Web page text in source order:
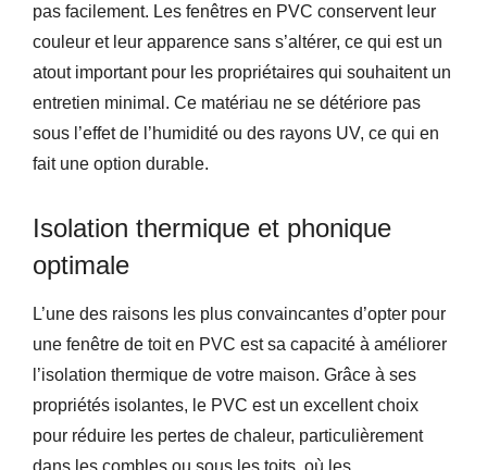
pas facilement. Les fenêtres en PVC conservent leur
couleur et leur apparence sans s’altérer, ce qui est un
atout important pour les propriétaires qui souhaitent un
entretien minimal. Ce matériau ne se détériore pas
sous l’effet de l’humidité ou des rayons UV, ce qui en
fait une option durable.
Isolation thermique et phonique
optimale
L’une des raisons les plus convaincantes d’opter pour
une fenêtre de toit en PVC est sa capacité à améliorer
l’isolation thermique de votre maison. Grâce à ses
propriétés isolantes, le PVC est un excellent choix
pour réduire les pertes de chaleur, particulièrement
dans les combles ou sous les toits, où les